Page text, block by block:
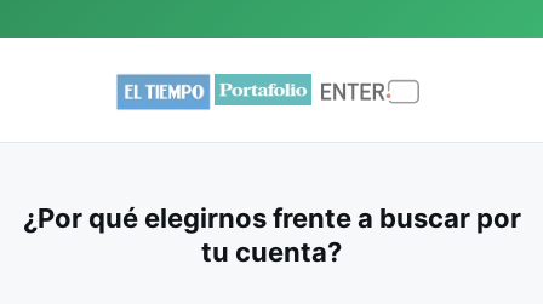
¿Por qué elegirnos frente a buscar por
tu cuenta?